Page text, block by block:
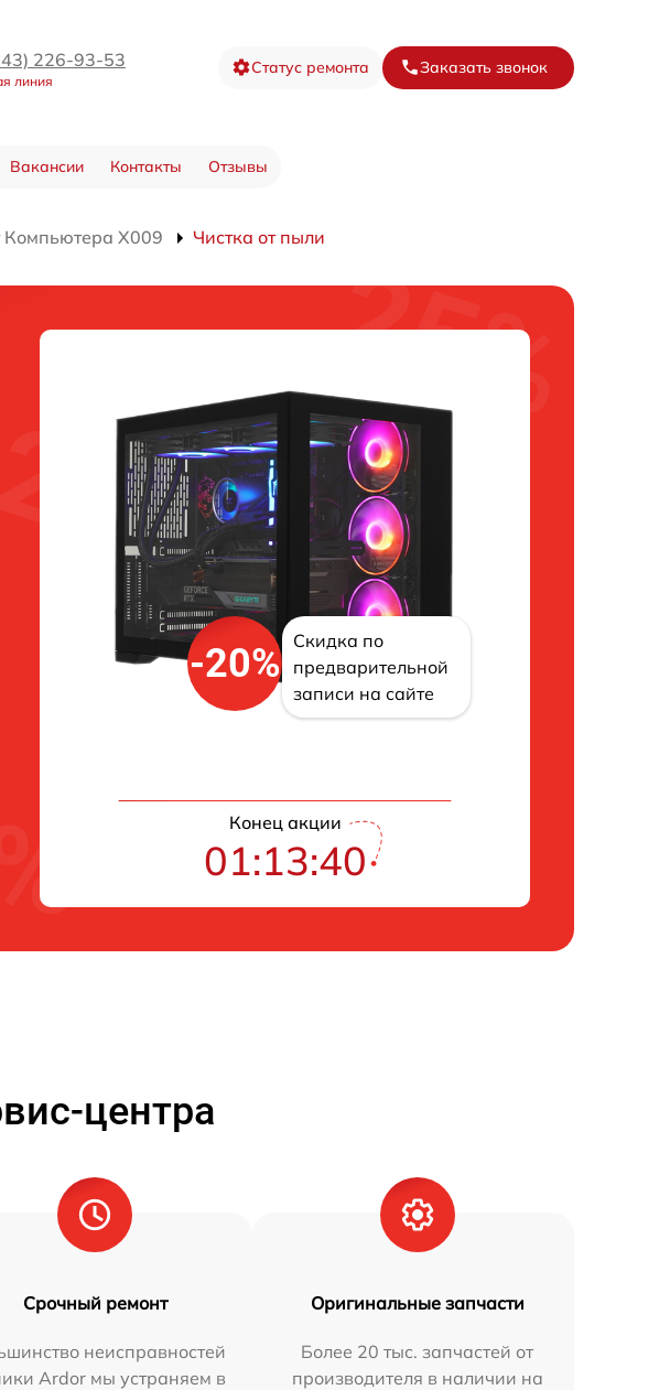
226-93-53
линия
Статус ремонта Заказать звонок
Вакансии Контакты Отзывы
Компьютера X009 Чистка от пыли
-20%
Скидка по
предварительной
записи на сайте
Конец акции
01:13:39
центра
Срочный ремонт
неисправностей
Ardor мы устраняем в
Оригинальные запчасти
Более 20 тыс. запчастей от
производителя в наличии на